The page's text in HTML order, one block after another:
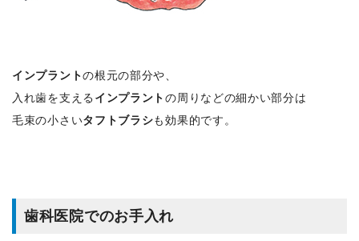
インプラントの根元の部分や、
入れ歯を支える インプラントの周りなどの細かい部分は
毛束の小さいタフトブラシも効果的です。
歯科医院でのお手入れ